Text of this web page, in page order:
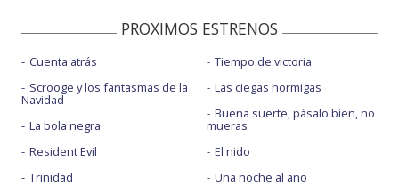
PROXIMOS ESTRENOS
Cuenta atrás
Scrooge y los fantasmas de la
Navidad
La bola negra
Resident Evil
Trinidad
Tiempo de victoria
Las ciegas hormigas
Buena suerte, pásalo bien, no
mueras
El nido
Una noche al año